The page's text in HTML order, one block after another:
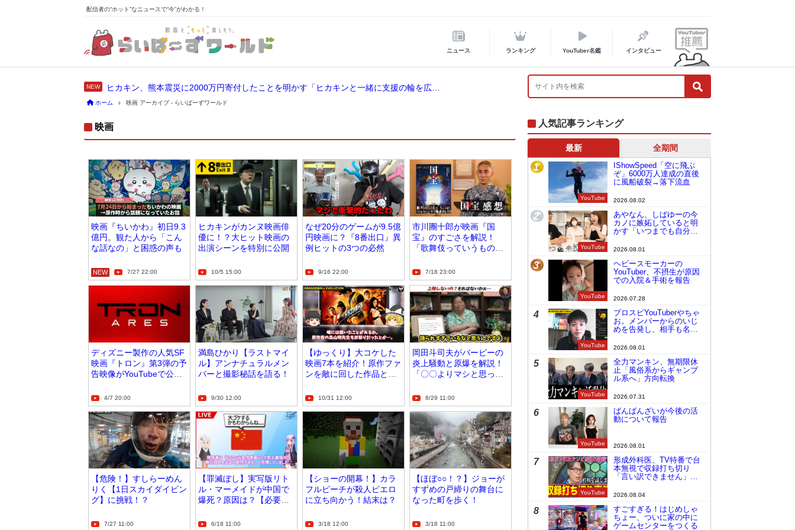
配信者の“ホット”なニュースで“今”がわかる！
ニュース ランキング YouTuber名鑑 インタビュー
ホーム 映画 アーカイブ - らいばーずワールド
映画
映画『ちいかわ』初日9.3
億円。観た人から「こん
な話なの」と困惑の声も
NEW 7/27 22:00
ヒカキンがカンヌ映画俳
優に！？大ヒット映画の
出演シーンを特別に公開
10/5 15:00
なぜ20分のゲームが9.5億
円映画に？『8番出口』異
例ヒットの3つの必然
9/16 22:00
市川團十郎が映画『国
宝』のすごさを解説！
「歌舞伎っていうものに
7/18 23:00
ディズニー製作の人気SF
映画『トロン』第3弾の予
告映像がYouTubeで公
4/7 20:00
満島ひかり【ラストマイ
ル】アンナチュラルメン
バーと撮影秘話を語る！
9/30 12:00
【ゆっくり】大コケした
映画7本を紹介！原作ファ
ンを敵に回した作品と
10/31 12:00
岡田斗司夫がバービーの
炎上騒動と原爆を解説！
「〇〇よりマシと思って
8/29 11:00
【危険！】すしらーめん
りく【1日スカイダイビン
グ】に挑戦！？
7/27 11:00
【罪滅ぼし】実写版リト
ル・マーメイドが中国で
爆死？原因は？【必要な
6/18 11:00
【ショーの開幕！】カラ
フルピーチが殺人ピエロ
に立ち向かう！結末は？
3/18 12:00
【ほぼ○○！？】ジョーが
すずめの戸締りの舞台に
なった町を歩く！
3/18 11:00
人気記事ランキング
最新 全期間
1
YouTube
IShowSpeed「空に飛ぶ
ぞ」6000万人達成の直後
に風船破裂→落下流血
2026.08.02
2
YouTube
あやなん、しばゆーの今
カノに嫉妬していると明
かす「いつまでも自分の
2026.08.01
3
YouTube
ヘビースモーカーの
YouTuber、不摂生が原因
での入院＆手術を報告
2026.07.28
4
YouTube
プロスピYouTuberやちゃ
お。メンバーからのいじ
めを告発し、相手も名指
2026.08.01
5
YouTube
全力マンキン、無期限休
止「風俗系からギャンブ
ル系へ」方向転換
2026.07.31
6
YouTube
ばんばんざいが今後の活
動について報告
2026.08.01
7
YouTube
形成外科医、TV特番で台
本無視で収録打ち切り
「言い訳できません」と
2026.08.04
8
すごすぎる！はじめしゃ
ちょー、ついに家の中に
ゲームセンターをつくる